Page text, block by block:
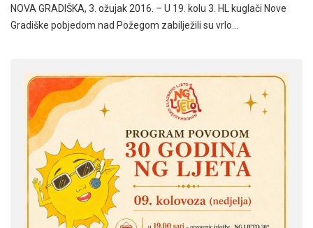
NOVA GRADIŠKA, 3. ožujak 2016. – U 19. kolu 3. HL kuglači Nove
Gradiške pobjedom nad Požegom zabilježili su vrlo…